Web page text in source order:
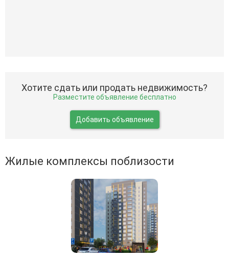
Хотите сдать или продать недвижимость?
Разместите объявление бесплатно
Добавить объявление
Жилые комплексы поблизости